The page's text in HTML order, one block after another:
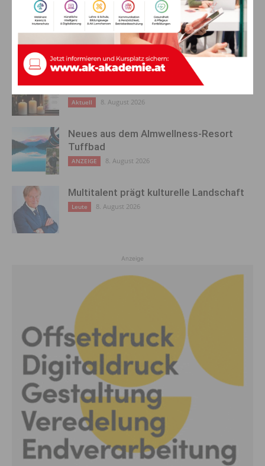
AKTUELLES
Ein langes Leben ging zu Ende: Anna
Stulier im 106. Lebensjahr verstorben
Aktuell 8. August 2026
Neues aus dem Almwellness-Resort
Tuffbad
ANZEIGE 8. August 2026
Multitalent prägt kulturelle Landschaft
Leute 8. August 2026
Anzeige